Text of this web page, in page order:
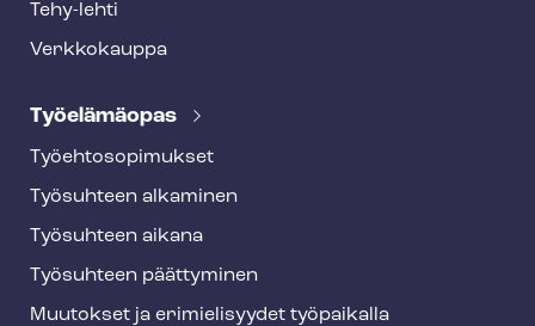
Tehy-lehti
Verkkokauppa
Työelämäopas
Työ­eh­to­so­pi­muk­set
Työsuhteen alkaminen
Työsuhteen aikana
Työsuhteen päättyminen
Muutokset ja erimielisyydet työpaikalla